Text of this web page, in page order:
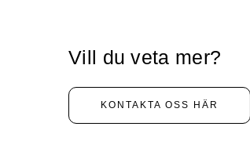
Vill du veta mer?
KONTAKTA OSS HÄR